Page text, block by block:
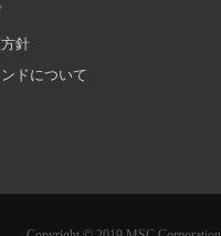
針
ドについて